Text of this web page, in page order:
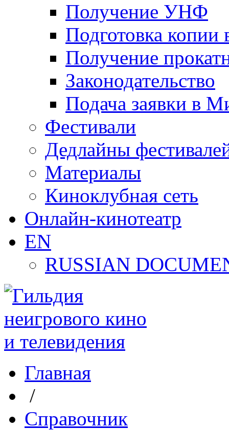
Получение УНФ
Подготовка копии
Получение
Законодательство
Подача заявки в
Фестивали
Дедлайны
Материалы
Киноклубная сеть
Онлайн-кинотеатр
EN
RUSSIAN
Главная
/
Справочник